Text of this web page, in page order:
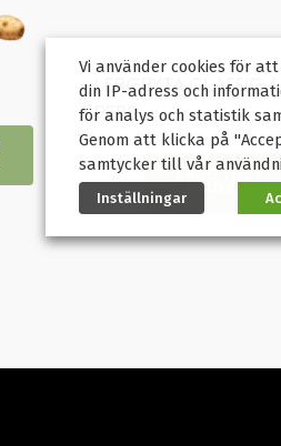
LERGRYTA CLASSIC 4
PERS
1,149.00kr
VARUKORG
Vi använder cookies för
din IP-adress och
för analys och statistik
Genom att klicka på
samtycker till vår
Inställningar